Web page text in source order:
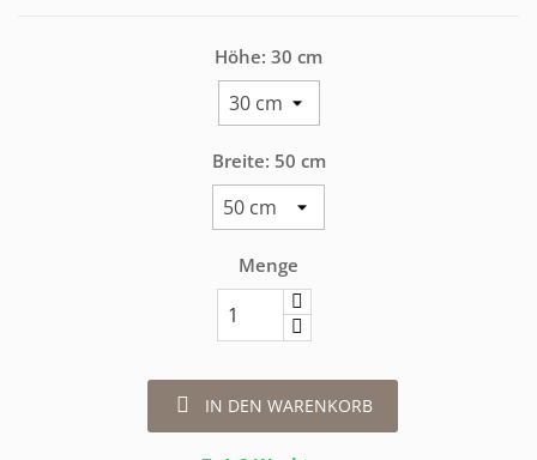
Höhe: 30 cm
Breite: 50 cm
Menge
 IN DEN WARENKORB